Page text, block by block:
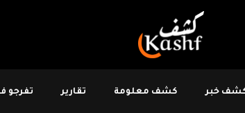
خبر كشف معلومة تقارير تفرجو